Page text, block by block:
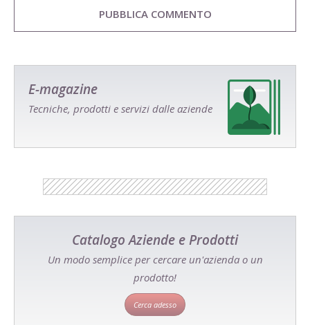
E-magazine
Tecniche, prodotti e servizi dalle aziende
Catalogo Aziende e Prodotti
Un modo semplice per cercare un'azienda o un
prodotto!
Cerca adesso